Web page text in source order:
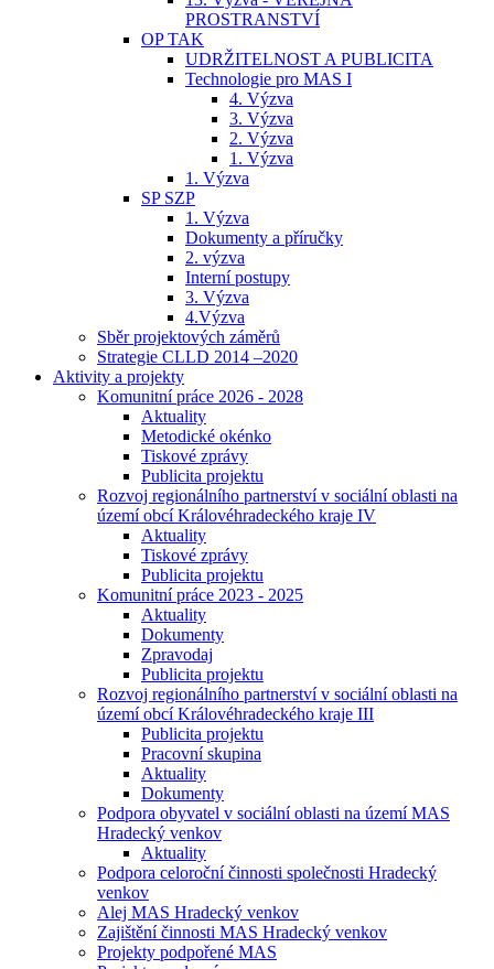
PROSTRANSTVÍ
OP TAK
UDRŽITELNOST A PUBLICITA
Technologie pro MAS I
4. Výzva
3. Výzva
2. Výzva
1. Výzva
1. Výzva
SP SZP
1. Výzva
Dokumenty a příručky
2. výzva
Interní postupy
3. Výzva
4.Výzva
Sběr projektových záměrů
Strategie CLLD 2014 –2020
Aktivity a projekty
Komunitní práce 2026 - 2028
Aktuality
Metodické okénko
Tiskové zprávy
Publicita projektu
Rozvoj regionálního partnerství v sociální oblasti na
území obcí Královéhradeckého kraje IV
Aktuality
Tiskové zprávy
Publicita projektu
Komunitní práce 2023 - 2025
Aktuality
Dokumenty
Zpravodaj
Publicita projektu
Rozvoj regionálního partnerství v sociální oblasti na
území obcí Královéhradeckého kraje III
Publicita projektu
Pracovní skupina
Aktuality
Dokumenty
Podpora obyvatel v sociální oblasti na území MAS
Hradecký venkov
Aktuality
Podpora celoroční činnosti společnosti Hradecký
venkov
Alej MAS Hradecký venkov
Zajištění činnosti MAS Hradecký venkov
Projekty podpořené MAS